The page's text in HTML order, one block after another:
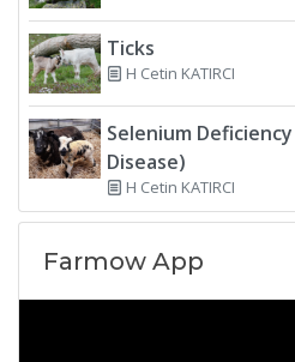
Ticks
H Cetin KATIRCI
Selenium
Disease)
H Cetin KATIRCI
Farmow App